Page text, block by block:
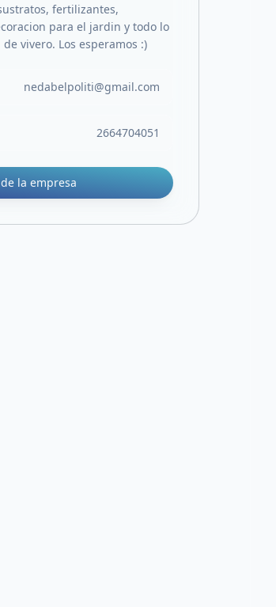
fertilizantes,
para el jardin y todo lo
vivero. Los esperamos :)
nedabelpoliti@gmail.com
2664704051
la empresa